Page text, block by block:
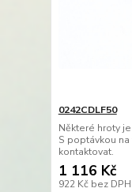
0242CDLF50
Některé hroty
S poptávkou
kontaktovat.
1 116 Kč
922 Kč bez DPH